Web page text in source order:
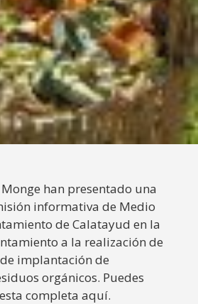
Monge han presentado una
informativa de Medio
de Calatayud en la
a la realización de
implantación de
orgánicos. Puedes
completa aquí.